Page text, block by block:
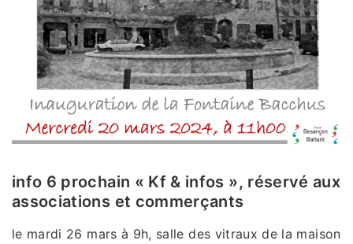
info 6 prochain « Kf & infos », réservé aux
associations et commerçants
le mardi 26 mars à 9h, salle des vitraux de la maison